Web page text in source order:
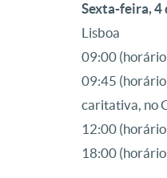
Sexta-feira, 4
Lisboa
09:00 (horário
09:45 (horário
caritativa, no
12:00
18:00 (horário